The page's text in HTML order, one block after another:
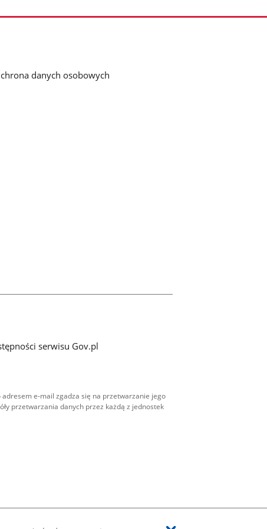
danych osobowych
serwisu Gov.pl
e-mail zgadza się na przetwarzanie jego
przetwarzania danych przez każdą z jednostek